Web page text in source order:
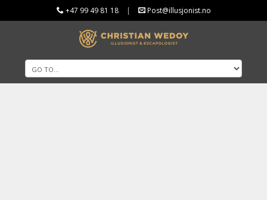
+47 99 49 81 18 | Post@illusjonist.no